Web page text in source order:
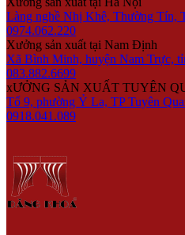
Làng nghề Nhị Khê, Thường Tín,
0974.062.220
Xưởng sản xuất tại Nam Định
Xã Bình Minh, huyện Nam Trực,
083.882.6699
xƯỞNG SẢN XUẤT TUYÊN
Tổ 9, phường Ỷ La, TP Tuyên
0918.041.089